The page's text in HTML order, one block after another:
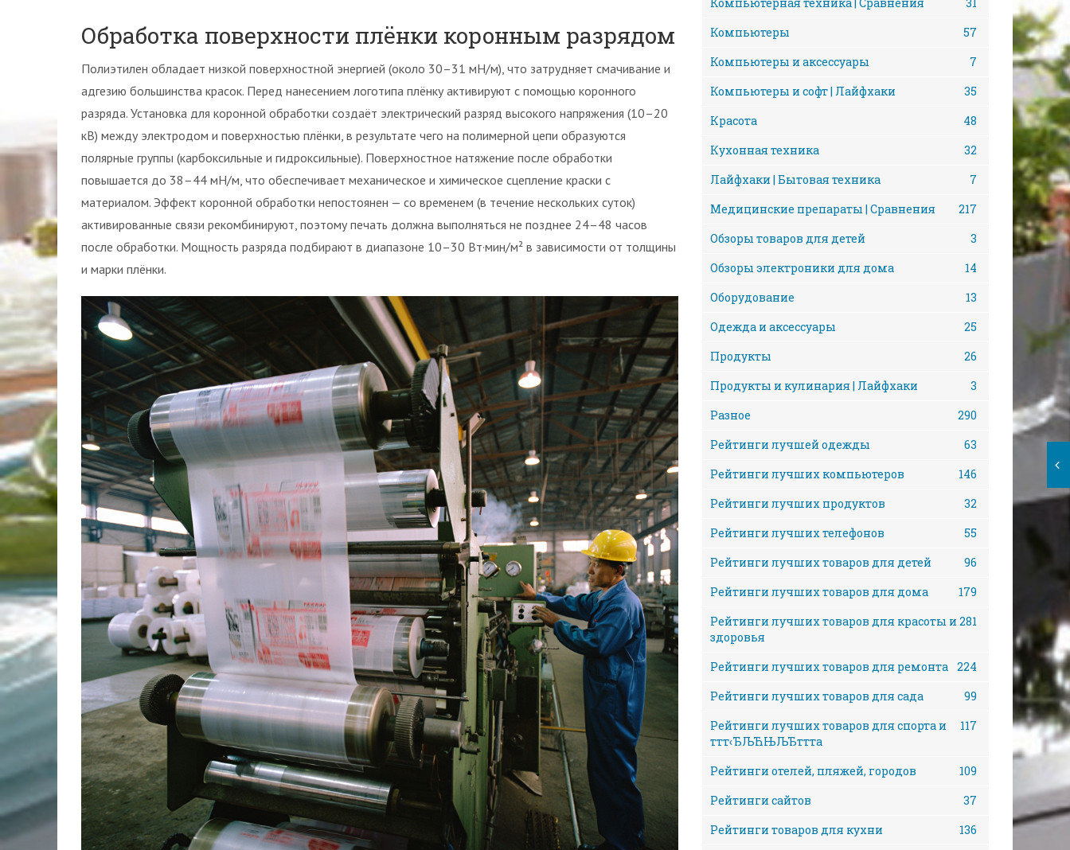
Обработка поверхности плёнки коронным разрядом
Полиэтилен обладает низкой поверхностной энергией (около 30–31 мН/м), что затрудняет смачивание и
адгезию большинства красок. Перед нанесением логотипа плёнку активируют с помощью коронного
разряда. Установка для коронной обработки создаёт электрический разряд высокого напряжения (10–20
кВ) между электродом и поверхностью плёнки, в результате чего на полимерной цепи образуются
полярные группы (карбоксильные и гидроксильные). Поверхностное натяжение после обработки
повышается до 38–44 мН/м, что обеспечивает механическое и химическое сцепление краски с
материалом. Эффект коронной обработки непостоянен — со временем (в течение нескольких суток)
активированные связи рекомбинируют, поэтому печать должна выполняться не позднее 24–48 часов
после обработки. Мощность разряда подбирают в диапазоне 10–30 Вт·мин/м² в зависимости от толщины
и марки плёнки.
Компьютеры
57
Компьютеры и аксессуары
7
Компьютеры и софт | Лайфхаки
35
Красота
48
Кухонная техника
32
Лайфхаки | Бытовая техника
7
Медицинские препараты | Сравнения
217
Обзоры товаров для детей
3
Обзоры электроники для дома
14
Оборудование
13
Одежда и аксессуары
25
Продукты
26
Продукты и кулинария | Лайфхаки
3
Разное
290
Рейтинги лучшей одежды
63
Рейтинги лучших компьютеров
146
Рейтинги лучших продуктов
32
Рейтинги лучших телефонов
55
Рейтинги лучших товаров для детей
96
Рейтинги лучших товаров для дома
179
Рейтинги лучших товаров для красоты и
здоровья
281
Рейтинги лучших товаров для ремонта 224
Рейтинги лучших товаров для сада
99
Рейтинги лучших товаров для спорта и
ттт‹ЂЉЋЊЉЂттта
117
Рейтинги отелей, пляжей, городов
109
Рейтинги сайтов
37
Рейтинги товаров для кухни
136